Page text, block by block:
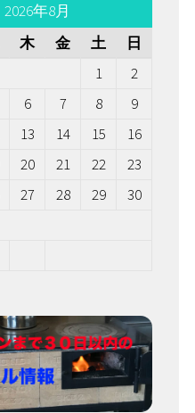
2026年8月
木 金 土 日
1
2
6 7 8
9
13 14 15
16
20 21 22
23
27 28 29
30